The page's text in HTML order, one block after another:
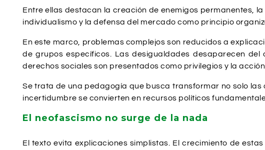
Entre ellas destacan la creación de enemigos permanentes,
individualismo y la defensa del mercado como principio
En este marco, problemas complejos son reducidos a
de grupos específicos. Las desigualdades desaparecen
derechos sociales son presentados como privilegios y la
Se trata de una pedagogía que busca transformar no solo las
incertidumbre se convierten en recursos políticos
El neofascismo no surge de la nada
El texto evita explicaciones simplistas. El crecimiento de